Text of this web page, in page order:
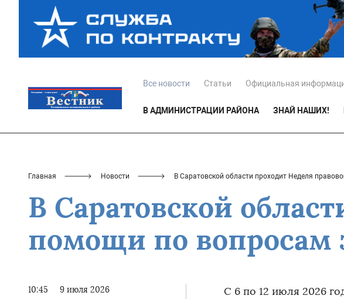
Все новости Статьи Официальная
В АДМИНИСТРАЦИИ РАЙОНА ЗНАЙ НАШИХ!
Главная Новости В Саратовской области проходит Неделя
В Саратовской
помощи по вопросам
10:45 9 июля 2026
С 6 по 12 июля 2026